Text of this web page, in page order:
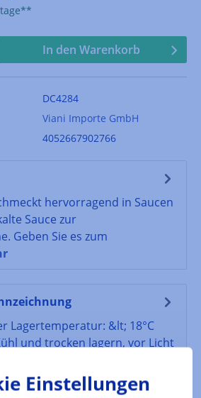
In den Warenkorb
DC4284
Viani Importe GmbH
4052667902766
hervorragend in Saucen
Sauce zur
Geben Sie es zum
Lagertemperatur: &lt; 18°C
und trocken lagern, vor Licht